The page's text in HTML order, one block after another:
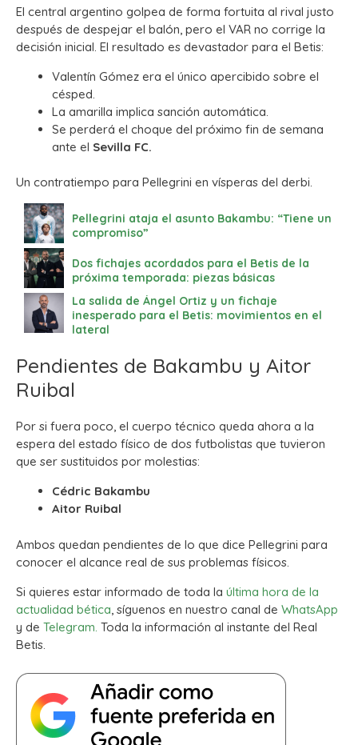
El central argentino golpea de forma fortuita al rival justo
después de despejar el balón, pero el VAR no corrige la
decisión inicial. El resultado es devastador para el Betis:
Valentín Gómez era el único apercibido sobre el
césped.
La amarilla implica sanción automática.
Se perderá el choque del próximo fin de semana
ante el Sevilla FC.
Un contratiempo para Pellegrini en vísperas del derbi.
Pellegrini ataja el asunto Bakambu: “Tiene un
compromiso”
Dos fichajes acordados para el Betis de la
próxima temporada: piezas básicas
La salida de Ángel Ortiz y un fichaje
inesperado para el Betis: movimientos en el
lateral
Pendientes de Bakambu y Aitor
Ruibal
Por si fuera poco, el cuerpo técnico queda ahora a la
espera del estado físico de dos futbolistas que tuvieron
que ser sustituidos por molestias:
Cédric Bakambu
Aitor Ruibal
Ambos quedan pendientes de lo que dice Pellegrini para
conocer el alcance real de sus problemas físicos.
Si quieres estar informado de toda la última hora de la
actualidad bética, síguenos en nuestro canal de WhatsApp
y de Telegram. Toda la información al instante del Real
Betis.